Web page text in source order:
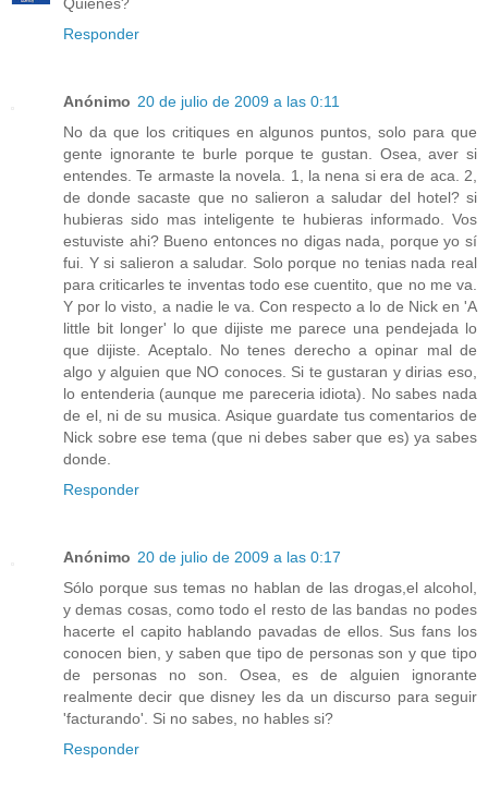
Responder
Anónimo 20 de julio de 2009 a las 0:11
No da que los critiques en algunos puntos, solo para que
gente ignorante te burle porque te gustan. Osea, aver si
entendes. Te armaste la novela. 1, la nena si era de aca. 2,
de donde sacaste que no salieron a saludar del hotel? si
hubieras sido mas inteligente te hubieras informado. Vos
estuviste ahi? Bueno entonces no digas nada, porque yo sí
fui. Y si salieron a saludar. Solo porque no tenias nada real
para criticarles te inventas todo ese cuentito, que no me va.
Y por lo visto, a nadie le va. Con respecto a lo de Nick en 'A
little bit longer' lo que dijiste me parece una pendejada lo
que dijiste. Aceptalo. No tenes derecho a opinar mal de
algo y alguien que NO conoces. Si te gustaran y dirias eso,
lo entenderia (aunque me pareceria idiota). No sabes nada
de el, ni de su musica. Asique guardate tus comentarios de
Nick sobre ese tema (que ni debes saber que es) ya sabes
donde.
Responder
Anónimo 20 de julio de 2009 a las 0:17
Sólo porque sus temas no hablan de las drogas,el alcohol,
y demas cosas, como todo el resto de las bandas no podes
hacerte el capito hablando pavadas de ellos. Sus fans los
conocen bien, y saben que tipo de personas son y que tipo
de personas no son. Osea, es de alguien ignorante
realmente decir que disney les da un discurso para seguir
'facturando'. Si no sabes, no hables si?
Responder